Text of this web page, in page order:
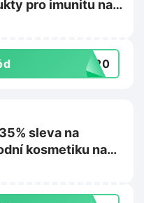
pro imunitu na
TA20
sleva na
kosmetiku na